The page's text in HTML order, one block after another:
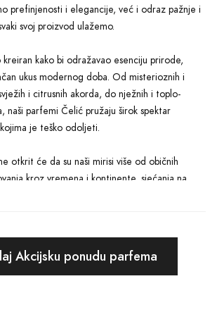
prefinjenosti i elegancije, već i odraz pažnje i
svoj proizvod ulažemo.
kreiran kako bi odražavao esenciju prirode,
ukus modernog doba. Od misterioznih i
i citrusnih akorda, do nježnih i toplo-
naši parfemi Čelić pružaju širok spektar
je teško odoljeti.
otkrit će da su naši mirisi više od običnih
kroz vremena i kontinente, sjećanja na
polja, mistične šume sandalovine, sve do
i originalnosti, naša kolekcija nudi
zadovoljavaju čak i najizbirljivije nosove. Svaki
Akcijsku ponudu parfema